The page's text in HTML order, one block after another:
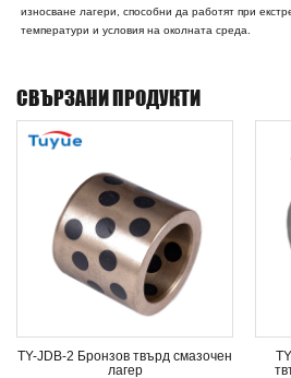
износване лагери, способни да работят при
температури и условия на околната среда.
СВЪРЗАНИ ПРОДУКТИ
TY-JDB-2 Бронзов твърд смазочен
лагер